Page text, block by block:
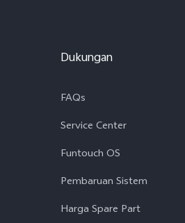
Dukungan
FAQs
Service Center
Funtouch OS
Pembaruan Sistem
Harga Spare Part